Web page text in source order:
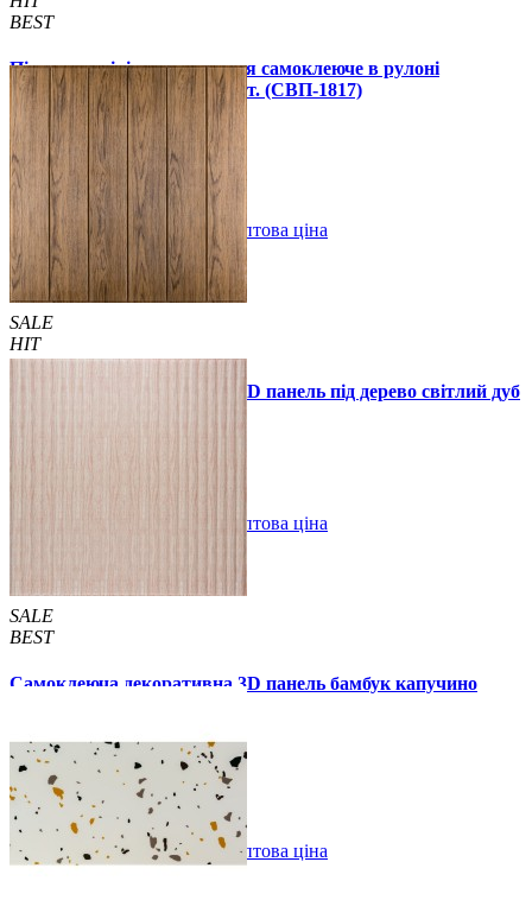
BEST
Підлогове вінілове покриття самоклеюче в рулоні
3000х600х1,5мм, ціна за 1 шт. (СВП-1817)
990 грн. 1390 грн.
Купити В закладки Оптова ціна
SALE
HIT
Самоклеюча декоративна 3D панель під дерево світлий дуб
Оптова ціна
SALE
BEST
Самоклеюча декоративна 3D панель бамбук капучино
129 грн. /шт 160 грн. /шт
Купити В закладки Оптова ціна